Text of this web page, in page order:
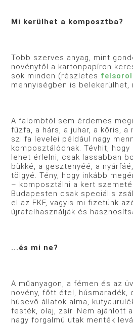
Mi kerülhet a komposztba?
Több szerves anyag, mint
növénytől a kartonpapíron
sok minden (részletes
mennyiségben is belekerülhet,
A falombtól sem érdemes
fűzfa, a hárs, a juhar, a kőris, a
szilfa levelei például nagy
komposztálódnak. Tévhit,
lehet érlelni, csak lassabban
bükké, a gesztenyéé, a
tölgyé. Tény, hogy inkább
– komposztálni a kert
Budapesten csak speciális
el az FKF, vagyis mi fizetünk
újrafelhasználják és
...és mi ne?
A műanyagon, a fémen és az
növény, főtt étel, húsmaradék,
húsevő állatok alma,
festék, olaj, zsír. Nem ajánlott
nagy forgalmú utak menték